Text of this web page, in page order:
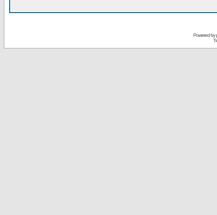
Powered by